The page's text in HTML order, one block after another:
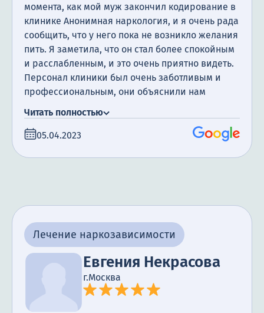
момента, как мой муж закончил кодирование в
клинике Анонимная наркология, и я очень рада
сообщить, что у него пока не возникло желания
пить. Я заметила, что он стал более спокойным
и расслабленным, и это очень приятно видеть.
Персонал клиники был очень заботливым и
профессиональным, они объяснили нам
вопросы. Я очень благодарна за поддержку.
Понимаю, что прошло всего семь дней и путь к
Читать полностью
05.04.2023
Лечение наркозависимости
Евгения Некрасова
г.Москва